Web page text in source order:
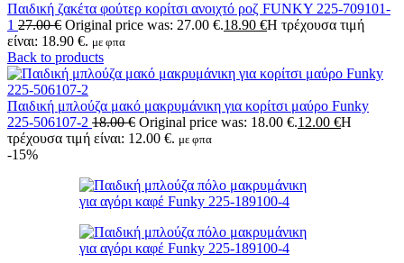
Παιδική ζακέτα φούτερ κορίτσι ανοιχτό ροζ FUNKY 225-709101-
1 27.00€ Original price was: 27.00 €.18.90 €Η τρέχουσα τιμή
είναι: 18.90 €. με φπα
Back to products
Παιδική μπλούζα μακό μακρυμάνικη για κορίτσι μαύρο Funky
225-506107-2 18.00€ Original price was: 18.00 €.12.00 €Η
τρέχουσα τιμή είναι: 12.00 €. με φπα
-15%